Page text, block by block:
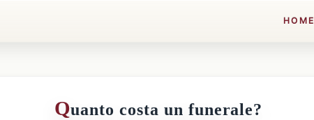
HOME
Quanto costa un funerale?